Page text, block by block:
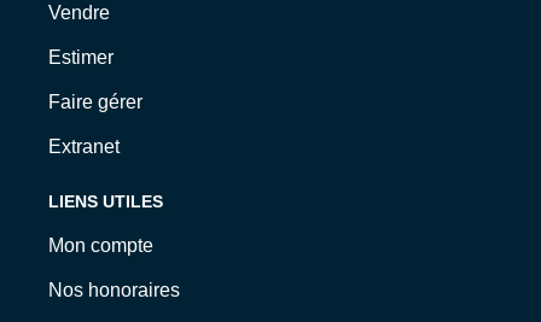
Vendre
Estimer
Faire gérer
Extranet
LIENS UTILES
Mon compte
Nos honoraires